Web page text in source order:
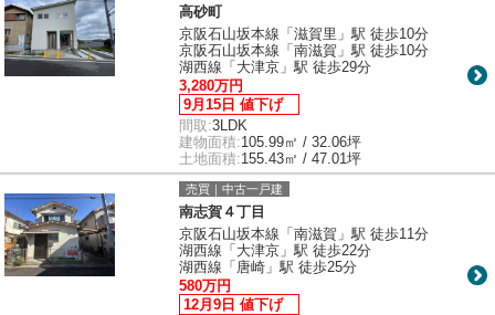
高砂町
京阪石山坂本線「滋賀里」駅 徒歩10分
京阪石山坂本線「南滋賀」駅 徒歩10分
湖西線「大津京」駅 徒歩29分
3,280万円
9月15日 値下げ
間取:3LDK
建物面積:105.99㎡ / 32.06坪
土地面積:155.43㎡ / 47.01坪
売買｜中古一戸建
南志賀４丁目
京阪石山坂本線「南滋賀」駅 徒歩11分
湖西線「大津京」駅 徒歩22分
湖西線「唐崎」駅 徒歩25分
580万円
12月9日 値下げ